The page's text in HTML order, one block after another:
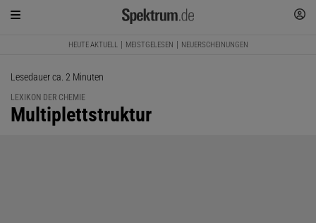
HEUTE AKTUELL MEISTGELESEN NEUERSCHEINUNGEN
Lesedauer ca. 2 Minuten
LEXIKON DER CHEMIE
:
Multiplettstruktur